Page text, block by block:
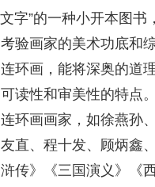
字”的一种小开本图书
验画家的美术功底和
环画，能将深奥的道
读性和审美性的特点
环画画家，如徐燕孙
直、程十发、顾炳鑫
传》《三国演义》《